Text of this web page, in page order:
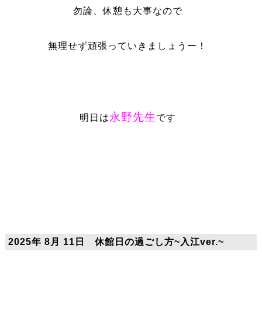
勿論、休憩も大事なので
無理せず頑張っていきましょうー！
明日は永野先生 です
2025年 8月 11日 休館日の過ごし方~入江ver.~